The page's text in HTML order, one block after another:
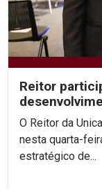
Reitor
O Reitor da
nesta quarta-
estratégico de...